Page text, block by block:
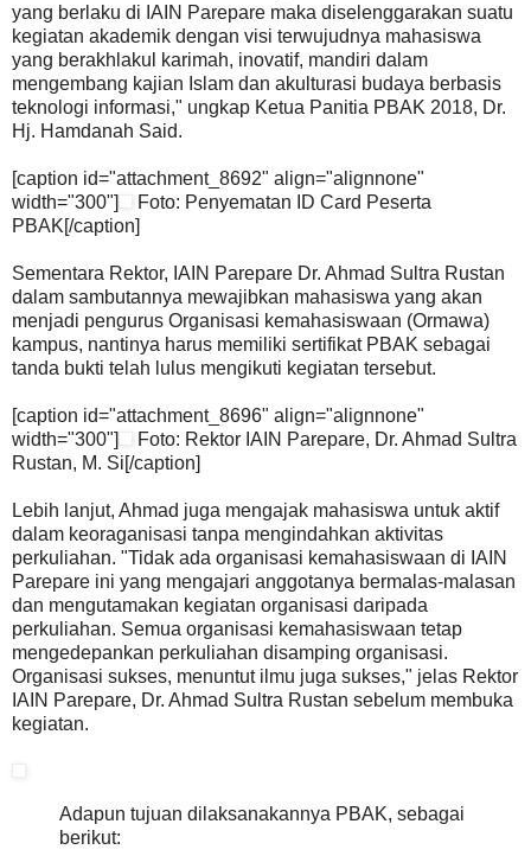
yang berlaku di IAIN Parepare maka diselenggarakan suatu
kegiatan akademik dengan visi terwujudnya mahasiswa
yang berakhlakul karimah, inovatif, mandiri dalam
mengembang kajian Islam dan akulturasi budaya berbasis
teknologi informasi," ungkap Ketua Panitia PBAK 2018, Dr.
Hj. Hamdanah Said.
[caption id="attachment_8692" align="alignnone"
width="300"]
Foto: Penyematan ID Card Peserta
PBAK[/caption]
Sementara Rektor, IAIN Parepare Dr. Ahmad Sultra Rustan
dalam sambutannya mewajibkan mahasiswa yang akan
menjadi pengurus Organisasi kemahasiswaan (Ormawa)
kampus, nantinya harus memiliki sertifikat PBAK sebagai
tanda bukti telah lulus mengikuti kegiatan tersebut.
[caption id="attachment_8696" align="alignnone"
width="300"]
Foto: Rektor IAIN Parepare, Dr. Ahmad Sultra
Rustan, M. Si[/caption]
Lebih lanjut, Ahmad juga mengajak mahasiswa untuk aktif
dalam keoraganisasi tanpa mengindahkan aktivitas
perkuliahan. "Tidak ada organisasi kemahasiswaan di IAIN
Parepare ini yang mengajari anggotanya bermalas-malasan
dan mengutamakan kegiatan organisasi daripada
perkuliahan. Semua organisasi kemahasiswaan tetap
mengedepankan perkuliahan disamping organisasi.
Organisasi sukses, menuntut ilmu juga sukses," jelas Rektor
IAIN Parepare, Dr. Ahmad Sultra Rustan sebelum membuka
kegiatan.
Adapun tujuan dilaksanakannya PBAK, sebagai
berikut: